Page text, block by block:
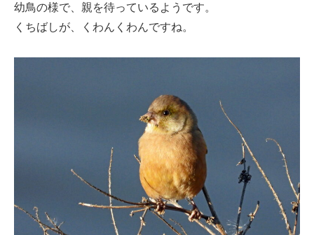
幼鳥の様で、親を待っているようです。
くちばしが、くわんくわんですね。